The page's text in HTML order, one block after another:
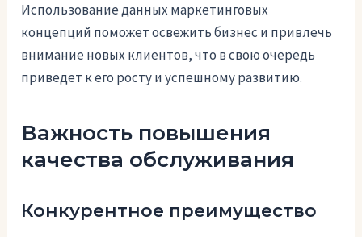
Использование данных маркетинговых
концепций поможет освежить бизнес и привлечь
внимание новых клиентов, что в свою очередь
приведет к его росту и успешному развитию.
Важность повышения
качества обслуживания
Конкурентное преимущество